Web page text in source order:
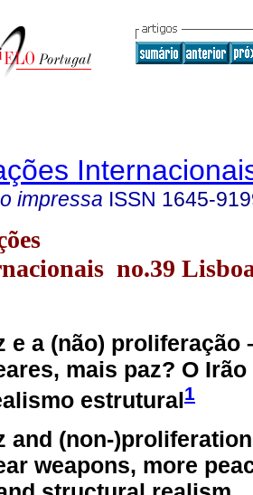
impressa ISSN 1645-
no.39
e a (não) proliferação
mais paz? O
estrutural1
and (non-
weapons, more